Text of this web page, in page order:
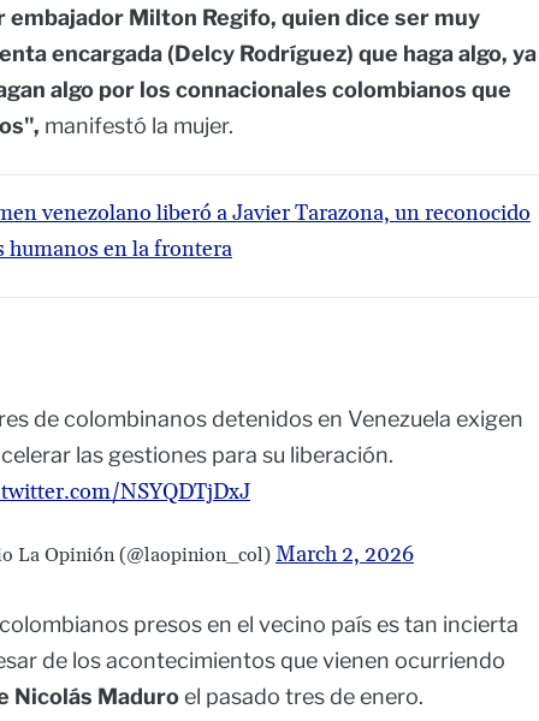
embajador Milton Regifo, quien dice ser muy
encargada (Delcy Rodríguez) que haga algo, ya
algo por los connacionales colombianos que
manifestó la mujer.
venezolano liberó a Javier Tarazona, un reconocido
humanos en la frontera
de colombinanos detenidos en Venezuela exigen
las gestiones para su liberación.
NSYQDTjDxJ
La Opinión (@laopinion_col) March 2, 2026
presos en el vecino país es tan incierta
de los acontecimientos que vienen ocurriendo
Nicolás Maduroel pasado tres de enero.